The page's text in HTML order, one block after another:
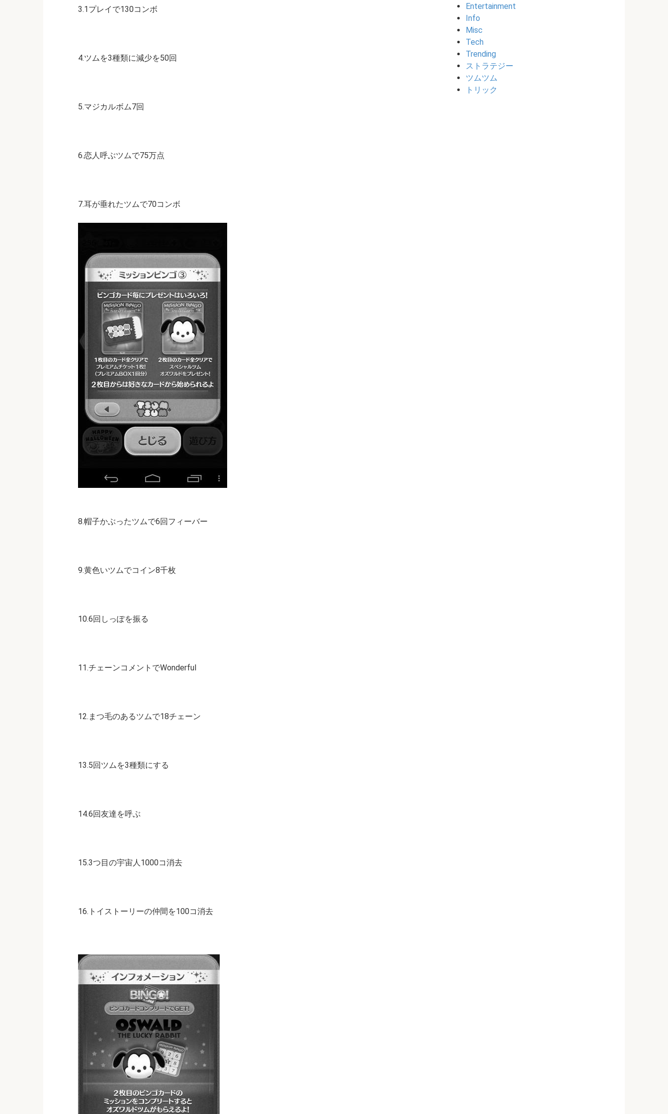
3.1プレイで130コンボ
4.ツムを3種類に減少を50回
5.マジカルボム7回
6.恋人呼ぶツムで75万点
7.耳が垂れたツムで70コンボ
8.帽子かぶったツムで6回フィーバー
9.黄色いツムでコイン8千枚
10.6回しっぽを振る
11.チェーンコメントでWonderful
12.まつ毛のあるツムで18チェーン
13.5回ツムを3種類にする
14.6回友達を呼ぶ
15.3つ目の宇宙人1000コ消去
16.トイストーリーの仲間を100コ消去
Entertainment
Info
Misc
Tech
Trending
ストラテジー
ツムツム
トリック